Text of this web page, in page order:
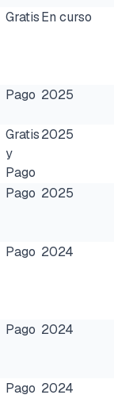
GratisEn curso
Pago 2025
Gratis
y
Pago
2025
Pago 2025
Pago 2024
Pago 2024
Pago 2024